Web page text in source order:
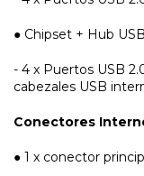
● Chipset + Hub
- 4 x Puertos USB
cabezales USB
Conectores
● 1 x conector